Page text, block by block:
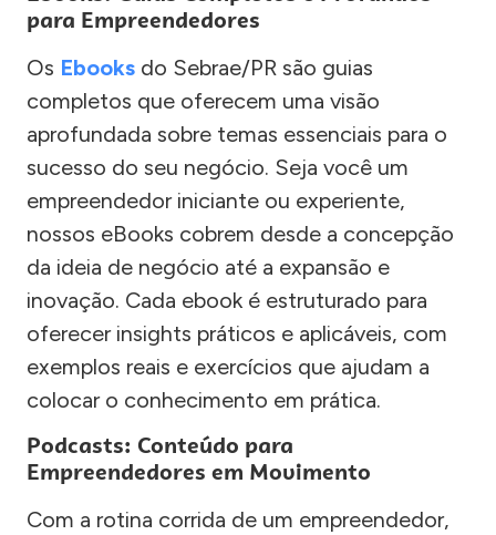
para Empreendedores
Os Ebooks do Sebrae/PR são guias
completos que oferecem uma visão
aprofundada sobre temas essenciais para o
sucesso do seu negócio. Seja você um
empreendedor iniciante ou experiente,
nossos eBooks cobrem desde a concepção
da ideia de negócio até a expansão e
inovação. Cada ebook é estruturado para
oferecer insights práticos e aplicáveis, com
exemplos reais e exercícios que ajudam a
colocar o conhecimento em prática.
Podcasts: Conteúdo para
Empreendedores em Movimento
Com a rotina corrida de um empreendedor,